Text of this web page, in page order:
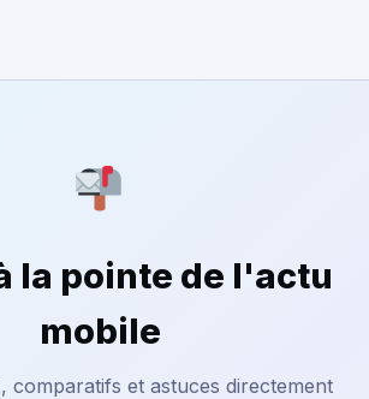
la pointe de l'actu
mobile
comparatifs et astuces directement